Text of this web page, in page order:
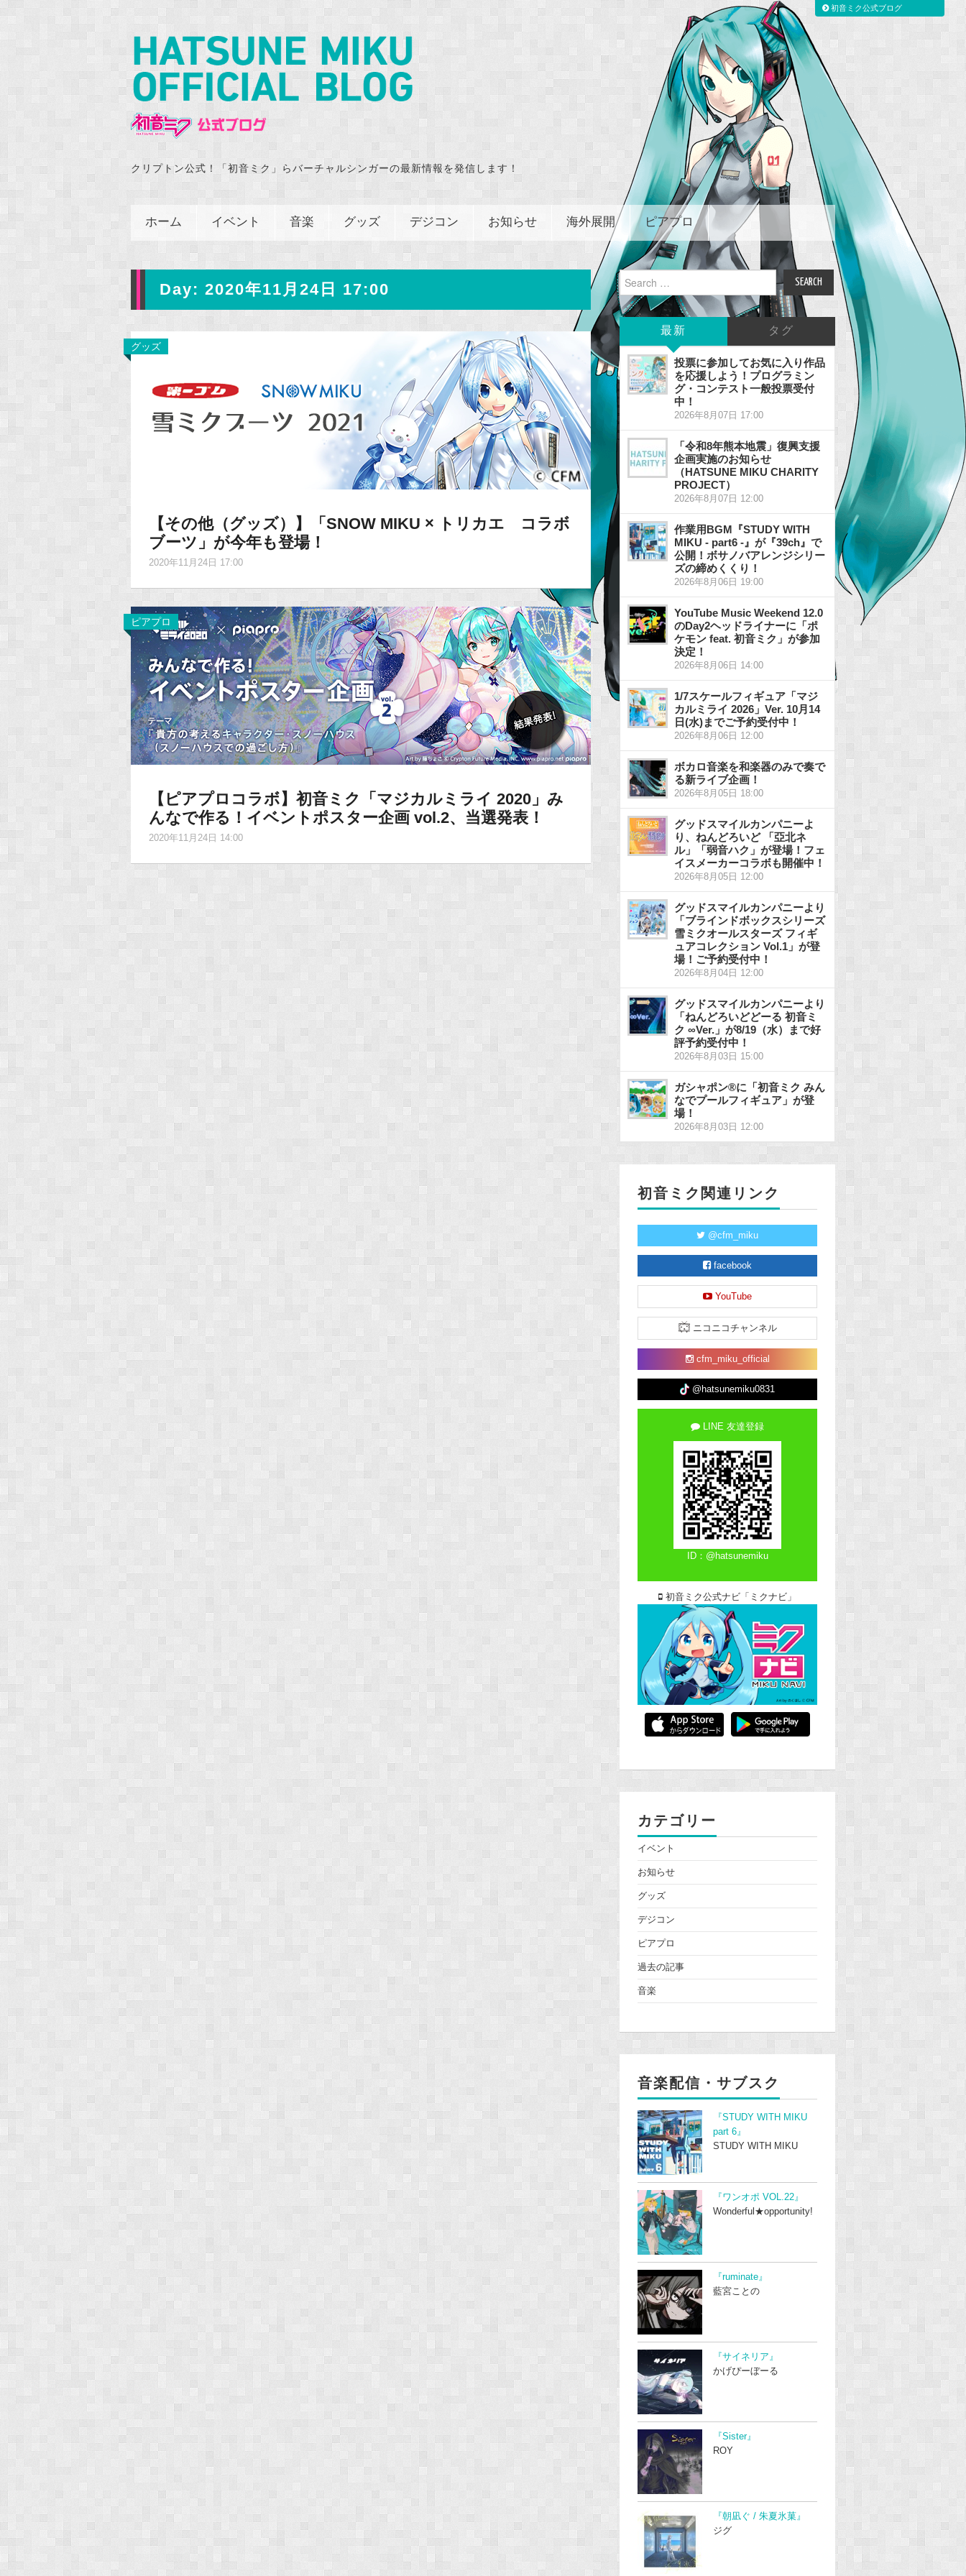
クリプトン公式！「初音ミク」らバーチャルシンガーの最新情報を発信します！
ホーム イベント 音楽 グッズ デジコン お知らせ 海外展開 ピアプロ
Day: 2020年11月24日 17:00
グッズ
【その他（グッズ）】「SNOW MIKU × トリカエ コラボ
ブーツ」が今年も登場！
2020年11月24日 17:00
ピアプロ
【ピアプロコラボ】初音ミク「マジカルミライ 2020」み
んなで作る！イベントポスター企画 vol.2、当選発表！
2020年11月24日 14:00
Search
for:
最新 タグ
投票に参加してお気に入り作品
を応援しよう！プログラミン
グ・コンテスト一般投票受付
中！
2026年8月07日 17:00
「令和8年熊本地震」復興支援
企画実施のお知らせ
（HATSUNE MIKU CHARITY
PROJECT）
2026年8月07日 12:00
作業用BGM『STUDY WITH
MIKU - part6 -』が『39ch』で
公開！ボサノバアレンジシリー
ズの締めくくり！
2026年8月06日 19:00
YouTube Music Weekend 12.0
のDay2ヘッドライナーに「ポ
ケモン feat. 初音ミク」が参加
決定！
2026年8月06日 14:00
1/7スケールフィギュア「マジ
カルミライ 2026」Ver. 10月14
日(水)までご予約受付中！
2026年8月06日 12:00
ボカロ音楽を和楽器のみで奏で
る新ライブ企画！
2026年8月05日 18:00
グッドスマイルカンパニーよ
り、ねんどろいど 「亞北ネ
ル」「弱音ハク」が登場！フェ
イスメーカーコラボも開催中！
2026年8月05日 12:00
グッドスマイルカンパニーより
「ブラインドボックスシリーズ
雪ミクオールスターズ フィギ
ュアコレクション Vol.1」が登
場！ご予約受付中！
2026年8月04日 12:00
グッドスマイルカンパニーより
「ねんどろいどどーる 初音ミ
ク ∞Ver.」が8/19（水）まで好
評予約受付中！
2026年8月03日 15:00
ガシャポン®に「初音ミク みん
なでプールフィギュア」が登
場！
2026年8月03日 12:00
初音ミク関連リンク
@cfm_miku
facebook
YouTube
ニコニコチャンネル
cfm_miku_official
@hatsunemiku0831
LINE 友達登録
ID：@hatsunemiku
初音ミク公式ナビ「ミクナビ」
カテゴリー
イベント
お知らせ
グッズ
デジコン
ピアプロ
過去の記事
音楽
音楽配信・サブスク
『STUDY WITH MIKU
part 6』
STUDY WITH MIKU
『ワンオポ VOL.22』
Wonderful★opportunity!
『ruminate』
藍宮ことの
『サイネリア』
かげぴーぼーる
『Sister』
ROY
『朝凪ぐ / 朱夏氷菓』
ジグ
初音ミク公式ブログ